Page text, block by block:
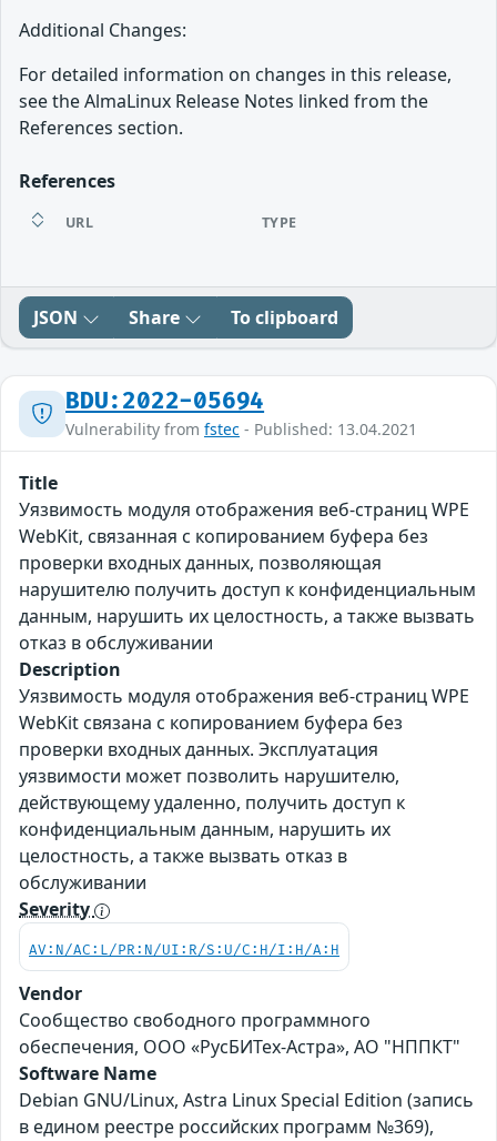
Additional Changes:
For detailed information on changes in this release,
see the AlmaLinux Release Notes linked from the
References section.
References
URL TYPE
JSON Share To clipboard
BDU:2022-05694
Vulnerability from fstec - Published: 13.04.2021
Title
Уязвимость модуля отображения веб-страниц WPE
WebKit, связанная с копированием буфера без
проверки входных данных, позволяющая
нарушителю получить доступ к конфиденциальным
данным, нарушить их целостность, а также вызвать
отказ в обслуживании
Description
Уязвимость модуля отображения веб-страниц WPE
WebKit связана с копированием буфера без
проверки входных данных. Эксплуатация
уязвимости может позволить нарушителю,
действующему удаленно, получить доступ к
конфиденциальным данным, нарушить их
целостность, а также вызвать отказ в
обслуживании
Severity
AV:N/AC:L/PR:N/UI:R/S:U/C:H/I:H/A:H
Vendor
Сообщество свободного программного
обеспечения, ООО «РусБИТех-Астра», АО "НППКТ"
Software Name
Debian GNU/Linux, Astra Linux Special Edition (запись
в едином реестре российских программ №369),